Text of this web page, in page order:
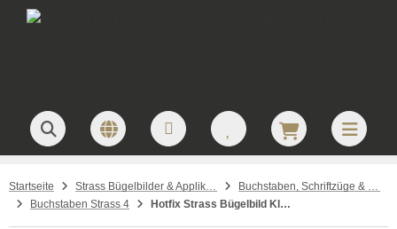
Startseite Strass Bügelbilder & Applikationen zum Aufbügeln
Buchstaben, Schriftzüge & Namen – Strass Bügelbilder
Buchstaben Strass 4
Hotfix Strass Bügelbild Klein - Buchstabe Initiale Nr.3 komplett A-Z 121205